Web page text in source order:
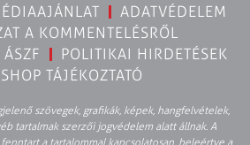
ADATVÉDELEM
A KOMMENTELÉSRŐL
ÁSZF
POLITIKAI HIRDETÉSEK
TÁJÉKOZTATÓ
szövegek, grafikák, képek, hangfelvételek,
tartalmak szerzői jogvédelem alatt állnak. A
a tartalommal kapcsolatosan, beleértve a